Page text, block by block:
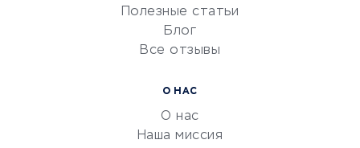
УСЛУГИ ДЛЯ БИЗНЕСА
Полезные статьи
Блог
Все отзывы
О НАС
О нас
Наша миссия